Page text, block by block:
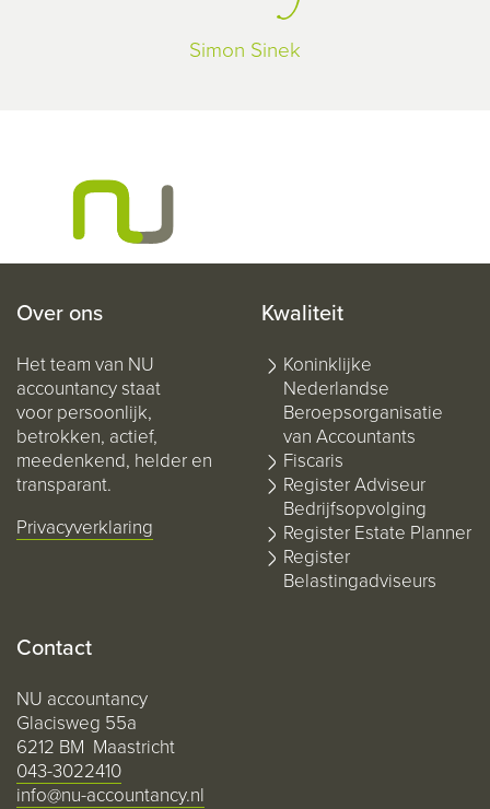
Simon Sinek
Over ons
Het team van NU
accountancy staat
voor persoonlijk,
betrokken, actief,
meedenkend, helder en
transparant.
Privacyverklaring
Kwaliteit
Koninklijke
Nederlandse
Beroepsorganisatie
van Accountants
Fiscaris
Register Adviseur
Bedrijfsopvolging
Register Estate Planner
Register
Belastingadviseurs
Contact
NU accountancy
Glacisweg 55a
6212 BM Maastricht
043-3022410
info@nu-accountancy.nl